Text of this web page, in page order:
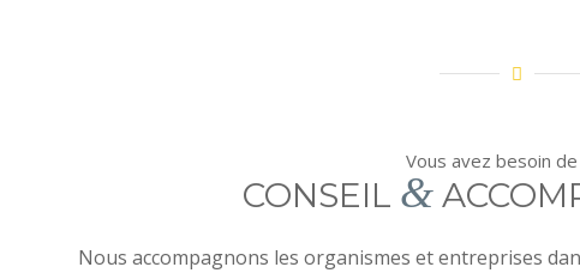
Vous avez besoin
CONSEIL &
Nous accompagnons les organismes et entreprises